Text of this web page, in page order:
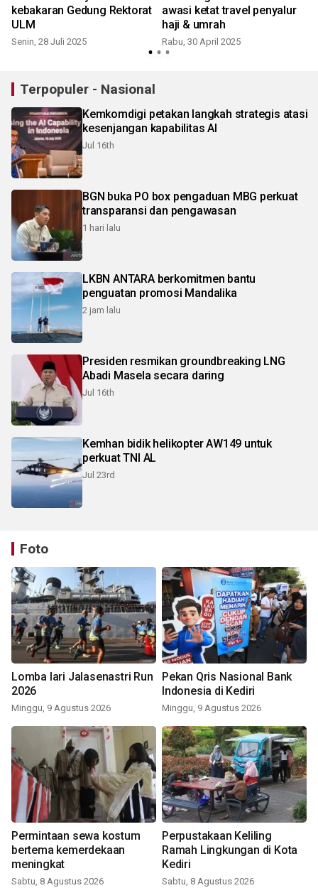
kebakaran Gedung Rektorat
ULM
Senin, 28 Juli 2025
awasi ketat travel penyalur
haji & umrah
Rabu, 30 April 2025
Terpopuler - Nasional
Kemkomdigi petakan langkah strategis atasi
kesenjangan kapabilitas AI
Jul 16th
BGN buka PO box pengaduan MBG perkuat
transparansi dan pengawasan
1 hari lalu
LKBN ANTARA berkomitmen bantu
penguatan promosi Mandalika
2 jam lalu
Presiden resmikan groundbreaking LNG
Abadi Masela secara daring
Jul 16th
Kemhan bidik helikopter AW149 untuk
perkuat TNI AL
Jul 23rd
Foto
Lomba lari Jalasenastri Run
2026
Minggu, 9 Agustus 2026
Pekan Qris Nasional Bank
Indonesia di Kediri
Minggu, 9 Agustus 2026
Permintaan sewa kostum
bertema kemerdekaan
meningkat
Sabtu, 8 Agustus 2026
Perpustakaan Keliling
Ramah Lingkungan di Kota
Kediri
Sabtu, 8 Agustus 2026